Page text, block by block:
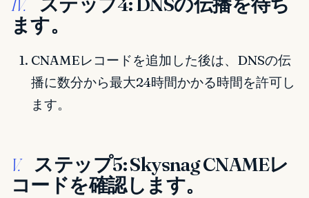
IV.
ます。
CNAMEレコードを追加した後は、DNSの伝
播に数分から最大24時間かかる時間を許可し
ます。
V.
ステップ5: Skysnag CNAMEレ
コードを確認します。